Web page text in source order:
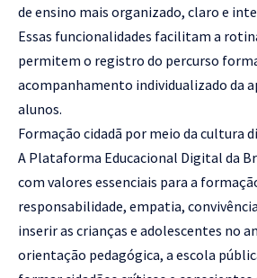
de ensino mais organizado, claro e
Essas funcionalidades facilitam a
permitem o registro do percurso
acompanhamento individualizado da
alunos.
Formação cidadã por meio da cultura
A Plataforma Educacional Digital da
com valores essenciais para a
responsabilidade, empatia,
inserir as crianças e adolescentes no
orientação pedagógica, a escola